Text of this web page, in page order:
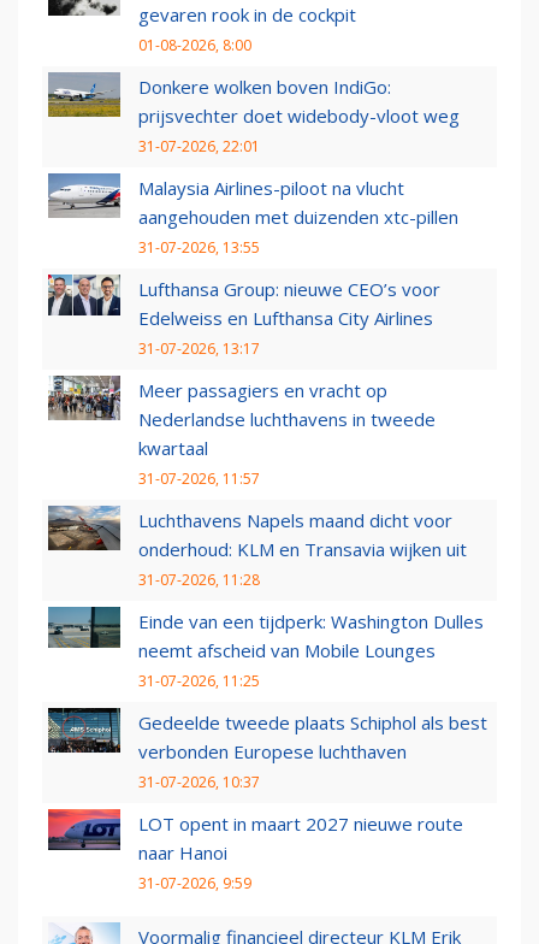
gevaren rook in de cockpit
01-08-2026, 8:00
Donkere wolken boven IndiGo:
prijsvechter doet widebody-vloot weg
31-07-2026, 22:01
Malaysia Airlines-piloot na vlucht
aangehouden met duizenden xtc-pillen
31-07-2026, 13:55
Lufthansa Group: nieuwe CEO’s voor
Edelweiss en Lufthansa City Airlines
31-07-2026, 13:17
Meer passagiers en vracht op
Nederlandse luchthavens in tweede
kwartaal
31-07-2026, 11:57
Luchthavens Napels maand dicht voor
onderhoud: KLM en Transavia wijken uit
31-07-2026, 11:28
Einde van een tijdperk: Washington Dulles
neemt afscheid van Mobile Lounges
31-07-2026, 11:25
Gedeelde tweede plaats Schiphol als best
verbonden Europese luchthaven
31-07-2026, 10:37
LOT opent in maart 2027 nieuwe route
naar Hanoi
31-07-2026, 9:59
Voormalig financieel directeur KLM Erik